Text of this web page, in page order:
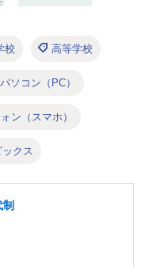
校 高等学校
パソコン（PC）
ン（スマホ）
クス